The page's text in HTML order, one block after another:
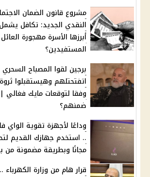
مشروع قانون الضمان
النقدي الجديد: تكافل
أبرزها الأسرة مهجورة
المستفيدين؟
برجين لقوا المصباح
اتفتحتلهم وهيستقبلوا
وفقا لتوقعات مايك
ضمنهم؟
وداعًا لأجهزة تقوية الواي
.. استخدم جهازك القديم
مجانًا وبطريقة مضمونة من
قرار هام من وزارة الكهرباء